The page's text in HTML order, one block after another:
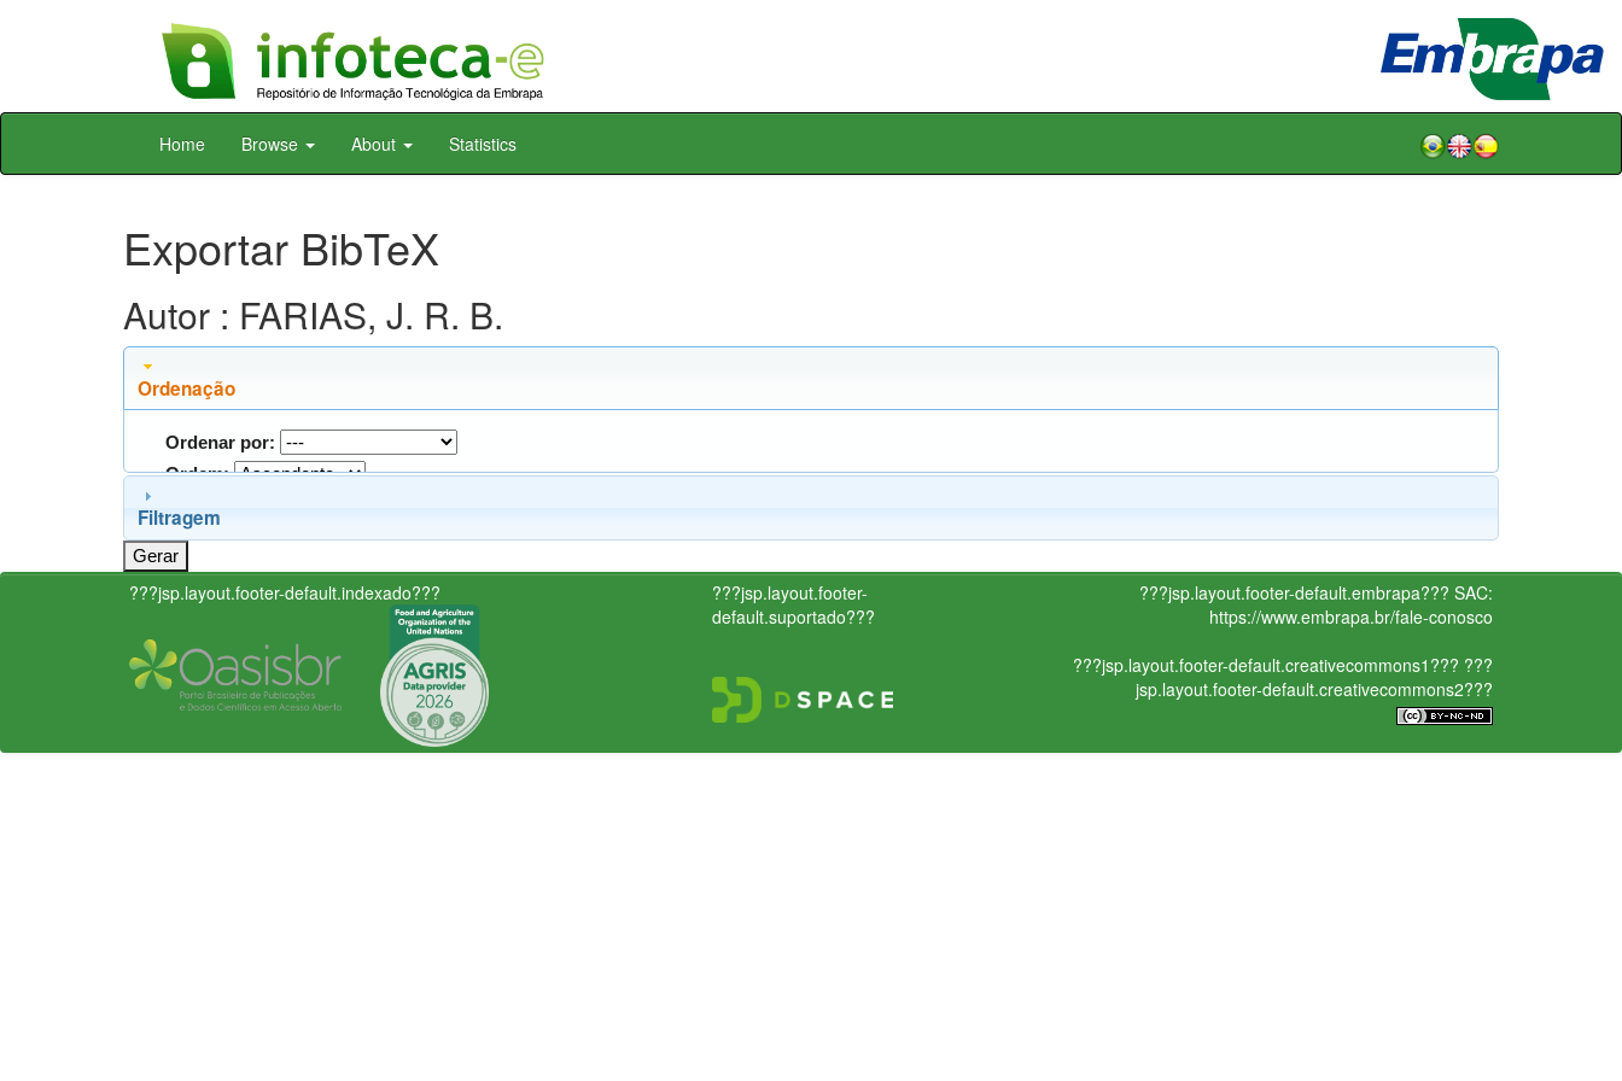
Skip
Home Browse About Statistics
Exportar BibTeX
Autor : FARIAS, J. R. B.
Ordenação
Ordenar por:
Ordem:
Filtragem
???jsp.layout.footer-default.indexado???
???jsp.layout.footer-
default.suportado???
???jsp.layout.footer-default.embrapa??? SAC:
https://www.embrapa.br/fale-conosco
???jsp.layout.footer-default.creativecommons1??? ???
jsp.layout.footer-default.creativecommons2???